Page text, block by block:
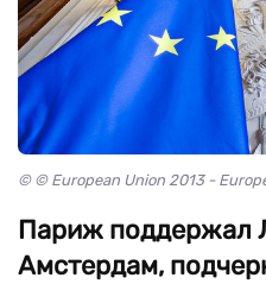
© © European Union 2013 -
Париж поддержал
Амстердам,